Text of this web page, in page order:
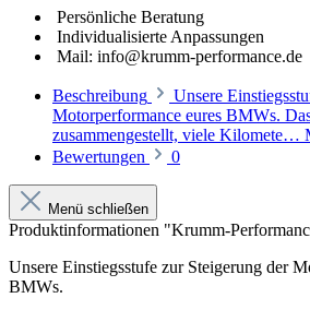
Persönliche Beratung
Individualisierte Anpassungen
Mail: info@krumm-performance.de
Beschreibung
Unsere
Motorperformance eures BMWs.
zusammengestellt, viele Kilomete…
Bewertungen
0
Menü schließen
Produktinformationen "Krumm-
Unsere Einstiegsstufe zur Steigerung der
BMWs.